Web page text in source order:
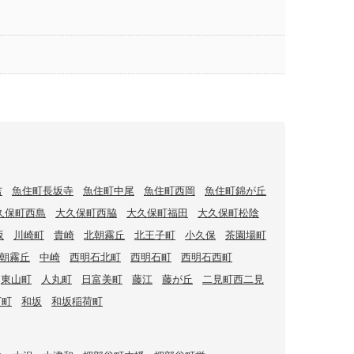
魚住町長坂寺 魚住町中尾 魚住町西岡
魚住町錦が丘
保町西島
大久保町西脇 大久保町福田
大久保町松陰
川崎町 貴崎 北朝霧丘 北王子町 小久保
茶園場町
霧丘
中崎 西明石北町 西明石町
西明石西町
東山町
人丸町 日富美町 藤江 藤が丘
二見町西二見
和坂 和坂稲荷町